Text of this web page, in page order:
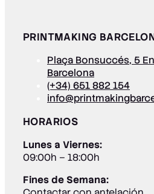
PRINTMAKING
Plaça Bonsuccés, 5
Barcelona
(+34) 651 882 154
HORARIOS
Lunes a Viernes:
09:00h – 18:00h
Fines de Semana: